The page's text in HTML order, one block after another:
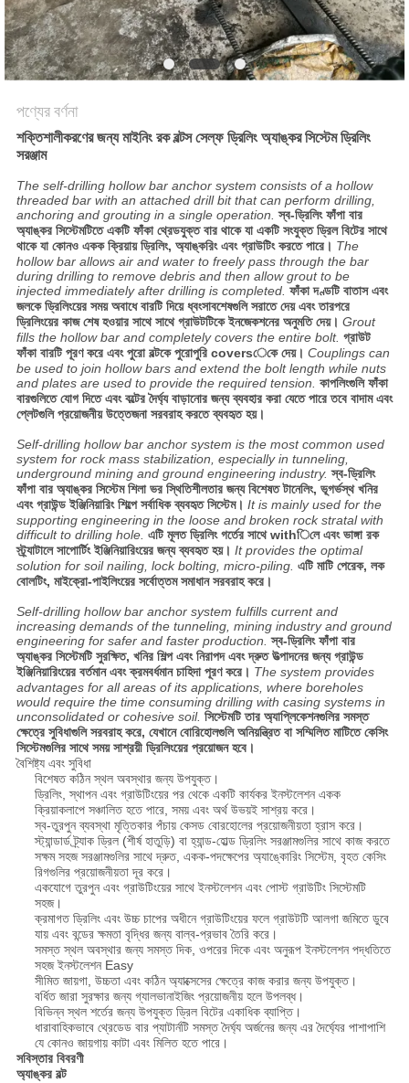
পণ্যের বর্ণনা
শক্তিশালীকরণের জন্য মাইনিং রক বল্টস সেল্ফ ড্রিলিং অ্যাঙ্কর সিস্টেম ড্রিলিং
সরঞ্জাম
The self-drilling hollow bar anchor system consists of a hollow
threaded bar with an attached drill bit that can perform drilling,
anchoring and grouting in a single operation. স্ব-ড্রিলিং ফাঁপা বার
অ্যাঙ্কর সিস্টেমটিতে একটি ফাঁকা থ্রেডযুক্ত বার থাকে যা একটি সংযুক্ত ড্রিল বিটের সাথে
থাকে যা কোনও একক ক্রিয়ায় ড্রিলিং, অ্যাঙ্করিং এবং গ্রাউটিং করতে পারে। The
hollow bar allows air and water to freely pass through the bar
during drilling to remove debris and then allow grout to be
injected immediately after drilling is completed. ফাঁকা দণ্ডটি বাতাস এবং
জলকে ড্রিলিংয়ের সময় অবাধে বারটি দিয়ে ধ্বংসাবশেষগুলি সরাতে দেয় এবং তারপরে
ড্রিলিংয়ের কাজ শেষ হওয়ার সাথে সাথে গ্রাউটটিকে ইনজেকশনের অনুমতি দেয়। Grout
fills the hollow bar and completely covers the entire bolt. গ্রাউট
ফাঁকা বারটি পূরণ করে এবং পুরো বল্টকে পুরোপুরি coversেকে দেয়। Couplings can
be used to join hollow bars and extend the bolt length while nuts
and plates are used to provide the required tension. কাপলিংগুলি ফাঁকা
বারগুলিতে যোগ দিতে এবং বল্টের দৈর্ঘ্য বাড়ানোর জন্য ব্যবহার করা যেতে পারে তবে বাদাম এবং
প্লেটগুলি প্রয়োজনীয় উত্তেজনা সরবরাহ করতে ব্যবহৃত হয়।
Self-drilling hollow bar anchor system is the most common used
system for rock mass stabilization, especially in tunneling,
underground mining and ground engineering industry. স্ব-ড্রিলিং
ফাঁপা বার অ্যাঙ্কর সিস্টেম শিলা ভর স্থিতিশীলতার জন্য বিশেষত টানেলিং, ভূগর্ভস্থ খনির
এবং গ্রাউন্ড ইঞ্জিনিয়ারিং শিল্পে সর্বাধিক ব্যবহৃত সিস্টেম। It is mainly used for the
supporting engineering in the loose and broken rock stratal with
difficult to drilling hole. এটি মূলত ড্রিলিং গর্তের সাথে withিলে এবং ভাঙ্গা রক
স্ট্র্যাটালে সাপোর্টিং ইঞ্জিনিয়ারিংয়ের জন্য ব্যবহৃত হয়। It provides the optimal
solution for soil nailing, lock bolting, micro-piling. এটি মাটি পেরেক, লক
বোলটিং, মাইক্রো-পাইলিংয়ের সর্বোত্তম সমাধান সরবরাহ করে।
Self-drilling hollow bar anchor system fulfills current and
increasing demands of the tunneling, mining industry and ground
engineering for safer and faster production. স্ব-ড্রিলিং ফাঁপা বার
অ্যাঙ্কর সিস্টেমটি সুরক্ষিত, খনির শিল্প এবং নিরাপদ এবং দ্রুত উত্পাদনের জন্য গ্রাউন্ড
ইঞ্জিনিয়ারিংয়ের বর্তমান এবং ক্রমবর্ধমান চাহিদা পূরণ করে। The system provides
advantages for all areas of its applications, where boreholes
would require the time consuming drilling with casing systems in
unconsolidated or cohesive soil. সিস্টেমটি তার অ্যাপ্লিকেশনগুলির সমস্ত
ক্ষেত্রে সুবিধাগুলি সরবরাহ করে, যেখানে বোরিহোলগুলি অনিয়ন্ত্রিত বা সম্মিলিত মাটিতে কেসিং
সিস্টেমগুলির সাথে সময় সাশ্রয়ী ড্রিলিংয়ের প্রয়োজন হবে।
বৈশিষ্ট্য এবং সুবিধা
বিশেষত কঠিন স্থল অবস্থার জন্য উপযুক্ত।
ড্রিলিং, স্থাপন এবং গ্রাউটিংয়ের পর থেকে একটি কার্যকর ইনস্টলেশন একক
ক্রিয়াকলাপে সঞ্চালিত হতে পারে, সময় এবং অর্থ উভয়ই সাশ্রয় করে।
স্ব-তুরপুন ব্যবস্থা মৃত্তিকার পঁচায় কেসড বোরহোলের প্রয়োজনীয়তা হ্রাস করে।
স্ট্যান্ডার্ড ট্র্যাক ড্রিল (শীর্ষ হাতুড়ি) বা হ্যান্ড-হোল্ড ড্রিলিং সরঞ্জামগুলির সাথে কাজ করতে
সক্ষম সহজ সরঞ্জামগুলির সাথে দ্রুত, একক-পদক্ষেপের অ্যাঙ্কোরিং সিস্টেম, বৃহত কেসিং
রিগগুলির প্রয়োজনীয়তা দূর করে।
একযোগে তুরপুন এবং গ্রাউটিংয়ের সাথে ইনস্টলেশন এবং পোস্ট গ্রাউটিং সিস্টেমটি
সহজ।
ক্রমাগত ড্রিলিং এবং উচ্চ চাপের অধীনে গ্রাউটিংয়ের ফলে গ্রাউটটি আলগা জমিতে ডুবে
যায় এবং বন্ডের ক্ষমতা বৃদ্ধির জন্য বাল্ব-প্রভাব তৈরি করে।
সমস্ত স্থল অবস্থার জন্য সমস্ত দিক, ওপরের দিকে এবং অনুরূপ ইনস্টলেশন পদ্ধতিতে
সহজ ইনস্টলেশন Easy
সীমিত জায়গা, উচ্চতা এবং কঠিন অ্যাক্সেসের ক্ষেত্রে কাজ করার জন্য উপযুক্ত।
বর্ধিত জারা সুরক্ষার জন্য গ্যালভানাইজিং প্রয়োজনীয় হলে উপলব্ধ।
বিভিন্ন স্থল শর্তের জন্য উপযুক্ত ড্রিল বিটের একাধিক ব্যাপ্তি।
ধারাবাহিকভাবে থ্রেডেড বার প্যাটার্নটি সমস্ত দৈর্ঘ্য অর্জনের জন্য এর দৈর্ঘ্যের পাশাপাশি
যে কোনও জায়গায় কাটা এবং মিলিত হতে পারে।
সবিস্তার বিবরণী
অ্যাঙ্কর বল্ট